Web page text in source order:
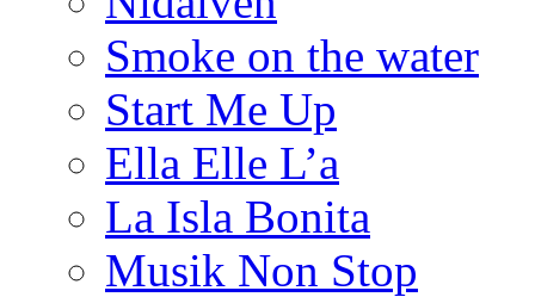
Smoke on the water
Start Me Up
Ella Elle L’a
La Isla Bonita
Musik Non Stop